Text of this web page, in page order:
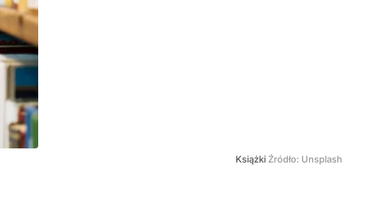
Książki Źródło: Unsplash